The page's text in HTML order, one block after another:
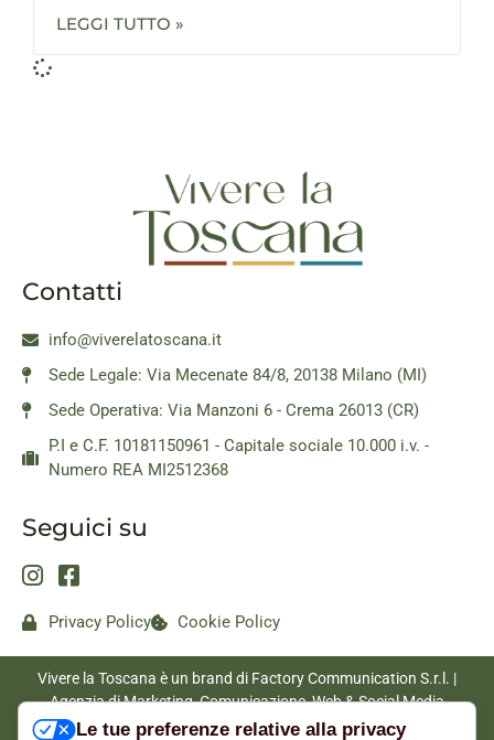
LEGGI TUTTO »
Contatti
info@viverelatoscana.it
Sede Legale: Via Mecenate 84/8, 20138 Milano (MI)
Sede Operativa: Via Manzoni 6 - Crema 26013 (CR)
P.I e C.F. 10181150961 - Capitale sociale 10.000 i.v. -
Numero REA MI2512368
Seguici su
Privacy Policy Cookie Policy
Vivere la Toscana è un brand di Factory Communication S.r.l. |
Agenzia di Marketing, Comunicazione, Web & Social Media
|www.factorycommunication.it
Le tue preferenze relative alla privacy